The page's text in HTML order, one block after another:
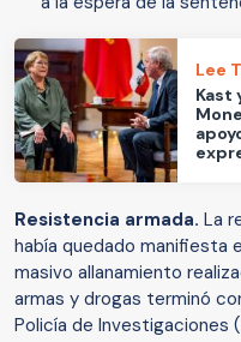
Lee
Kast
Resistencia armada. La
había quedado manifiesta
masivo allanamiento
armas y drogas terminó
Policía de Investigaciones